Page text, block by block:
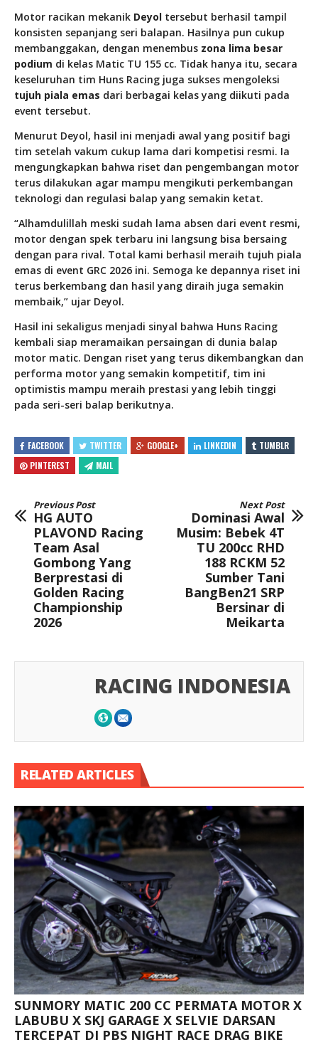
Motor racikan mekanik Deyol tersebut berhasil tampil
konsisten sepanjang seri balapan. Hasilnya pun cukup
membanggakan, dengan menembus zona lima besar
podium di kelas Matic TU 155 cc. Tidak hanya itu, secara
keseluruhan tim Huns Racing juga sukses mengoleksi
tujuh piala emas dari berbagai kelas yang diikuti pada
event tersebut.
Menurut Deyol, hasil ini menjadi awal yang positif bagi
tim setelah vakum cukup lama dari kompetisi resmi. Ia
mengungkapkan bahwa riset dan pengembangan motor
terus dilakukan agar mampu mengikuti perkembangan
teknologi dan regulasi balap yang semakin ketat.
“Alhamdulillah meski sudah lama absen dari event resmi,
motor dengan spek terbaru ini langsung bisa bersaing
dengan para rival. Total kami berhasil meraih tujuh piala
emas di event GRC 2026 ini. Semoga ke depannya riset ini
terus berkembang dan hasil yang diraih juga semakin
membaik,” ujar Deyol.
Hasil ini sekaligus menjadi sinyal bahwa Huns Racing
kembali siap meramaikan persaingan di dunia balap
motor matic. Dengan riset yang terus dikembangkan dan
performa motor yang semakin kompetitif, tim ini
optimistis mampu meraih prestasi yang lebih tinggi
pada seri-seri balap berikutnya.
FACEBOOK TWITTER GOOGLE+ LINKEDIN
TUMBLR
PINTEREST
MAIL
Previous Post
HG AUTO
PLAVOND Racing
Team Asal
Gombong Yang
Berprestasi di
Golden Racing
Championship
2026
Next Post
Dominasi Awal
Musim: Bebek 4T
TU 200cc RHD
188 RCKM 52
Sumber Tani
BangBen21 SRP
Bersinar di
Meikarta
RACING INDONESIA
RELATED ARTICLES
SUNMORY MATIC 200 CC PERMATA MOTOR X
LABUBU X SKJ GARAGE X SELVIE DARSAN
TERCEPAT DI PBS NIGHT RACE DRAG BIKE